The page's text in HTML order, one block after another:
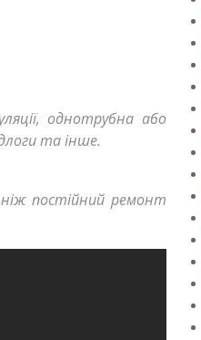
однотрубна або
та інше.
постійний ремонт